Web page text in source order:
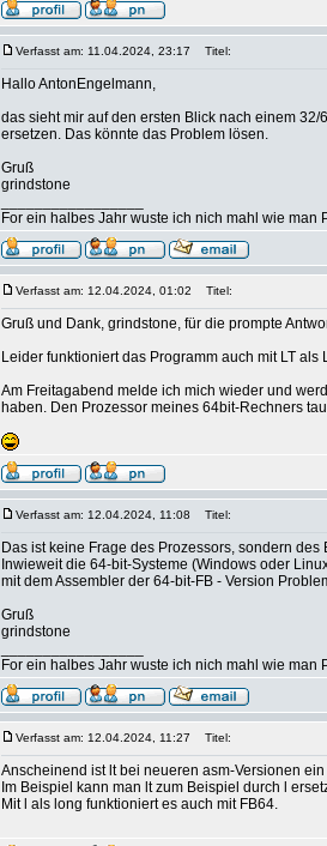
Verfasst am: 11.04.2024, 23:17 Titel:
Hallo AntonEngelmann,
das sieht mir auf den ersten Blick nach einem
ersetzen. Das könnte das Problem lösen.
Gruß
grindstone
For ein halbes Jahr wuste ich nich mahl wie man
Verfasst am: 12.04.2024, 01:02 Titel:
Gruß und Dank, grindstone, für die prompte
Leider funktioniert das Programm auch mit LT
Am Freitagabend melde ich mich wieder und
haben. Den Prozessor meines 64bit-Rechners
Verfasst am: 12.04.2024, 11:08 Titel:
Das ist keine Frage des Prozessors, sondern
Inwieweit die 64-bit-Systeme (Windows oder
mit dem Assembler der 64-bit-FB - Version
Gruß
grindstone
For ein halbes Jahr wuste ich nich mahl wie man
Verfasst am: 12.04.2024, 11:27 Titel:
Anscheinend ist lt bei neueren asm-Versionen
Im Beispiel kann man lt zum Beispiel durch l
Mit l als long funktioniert es auch mit FB64.